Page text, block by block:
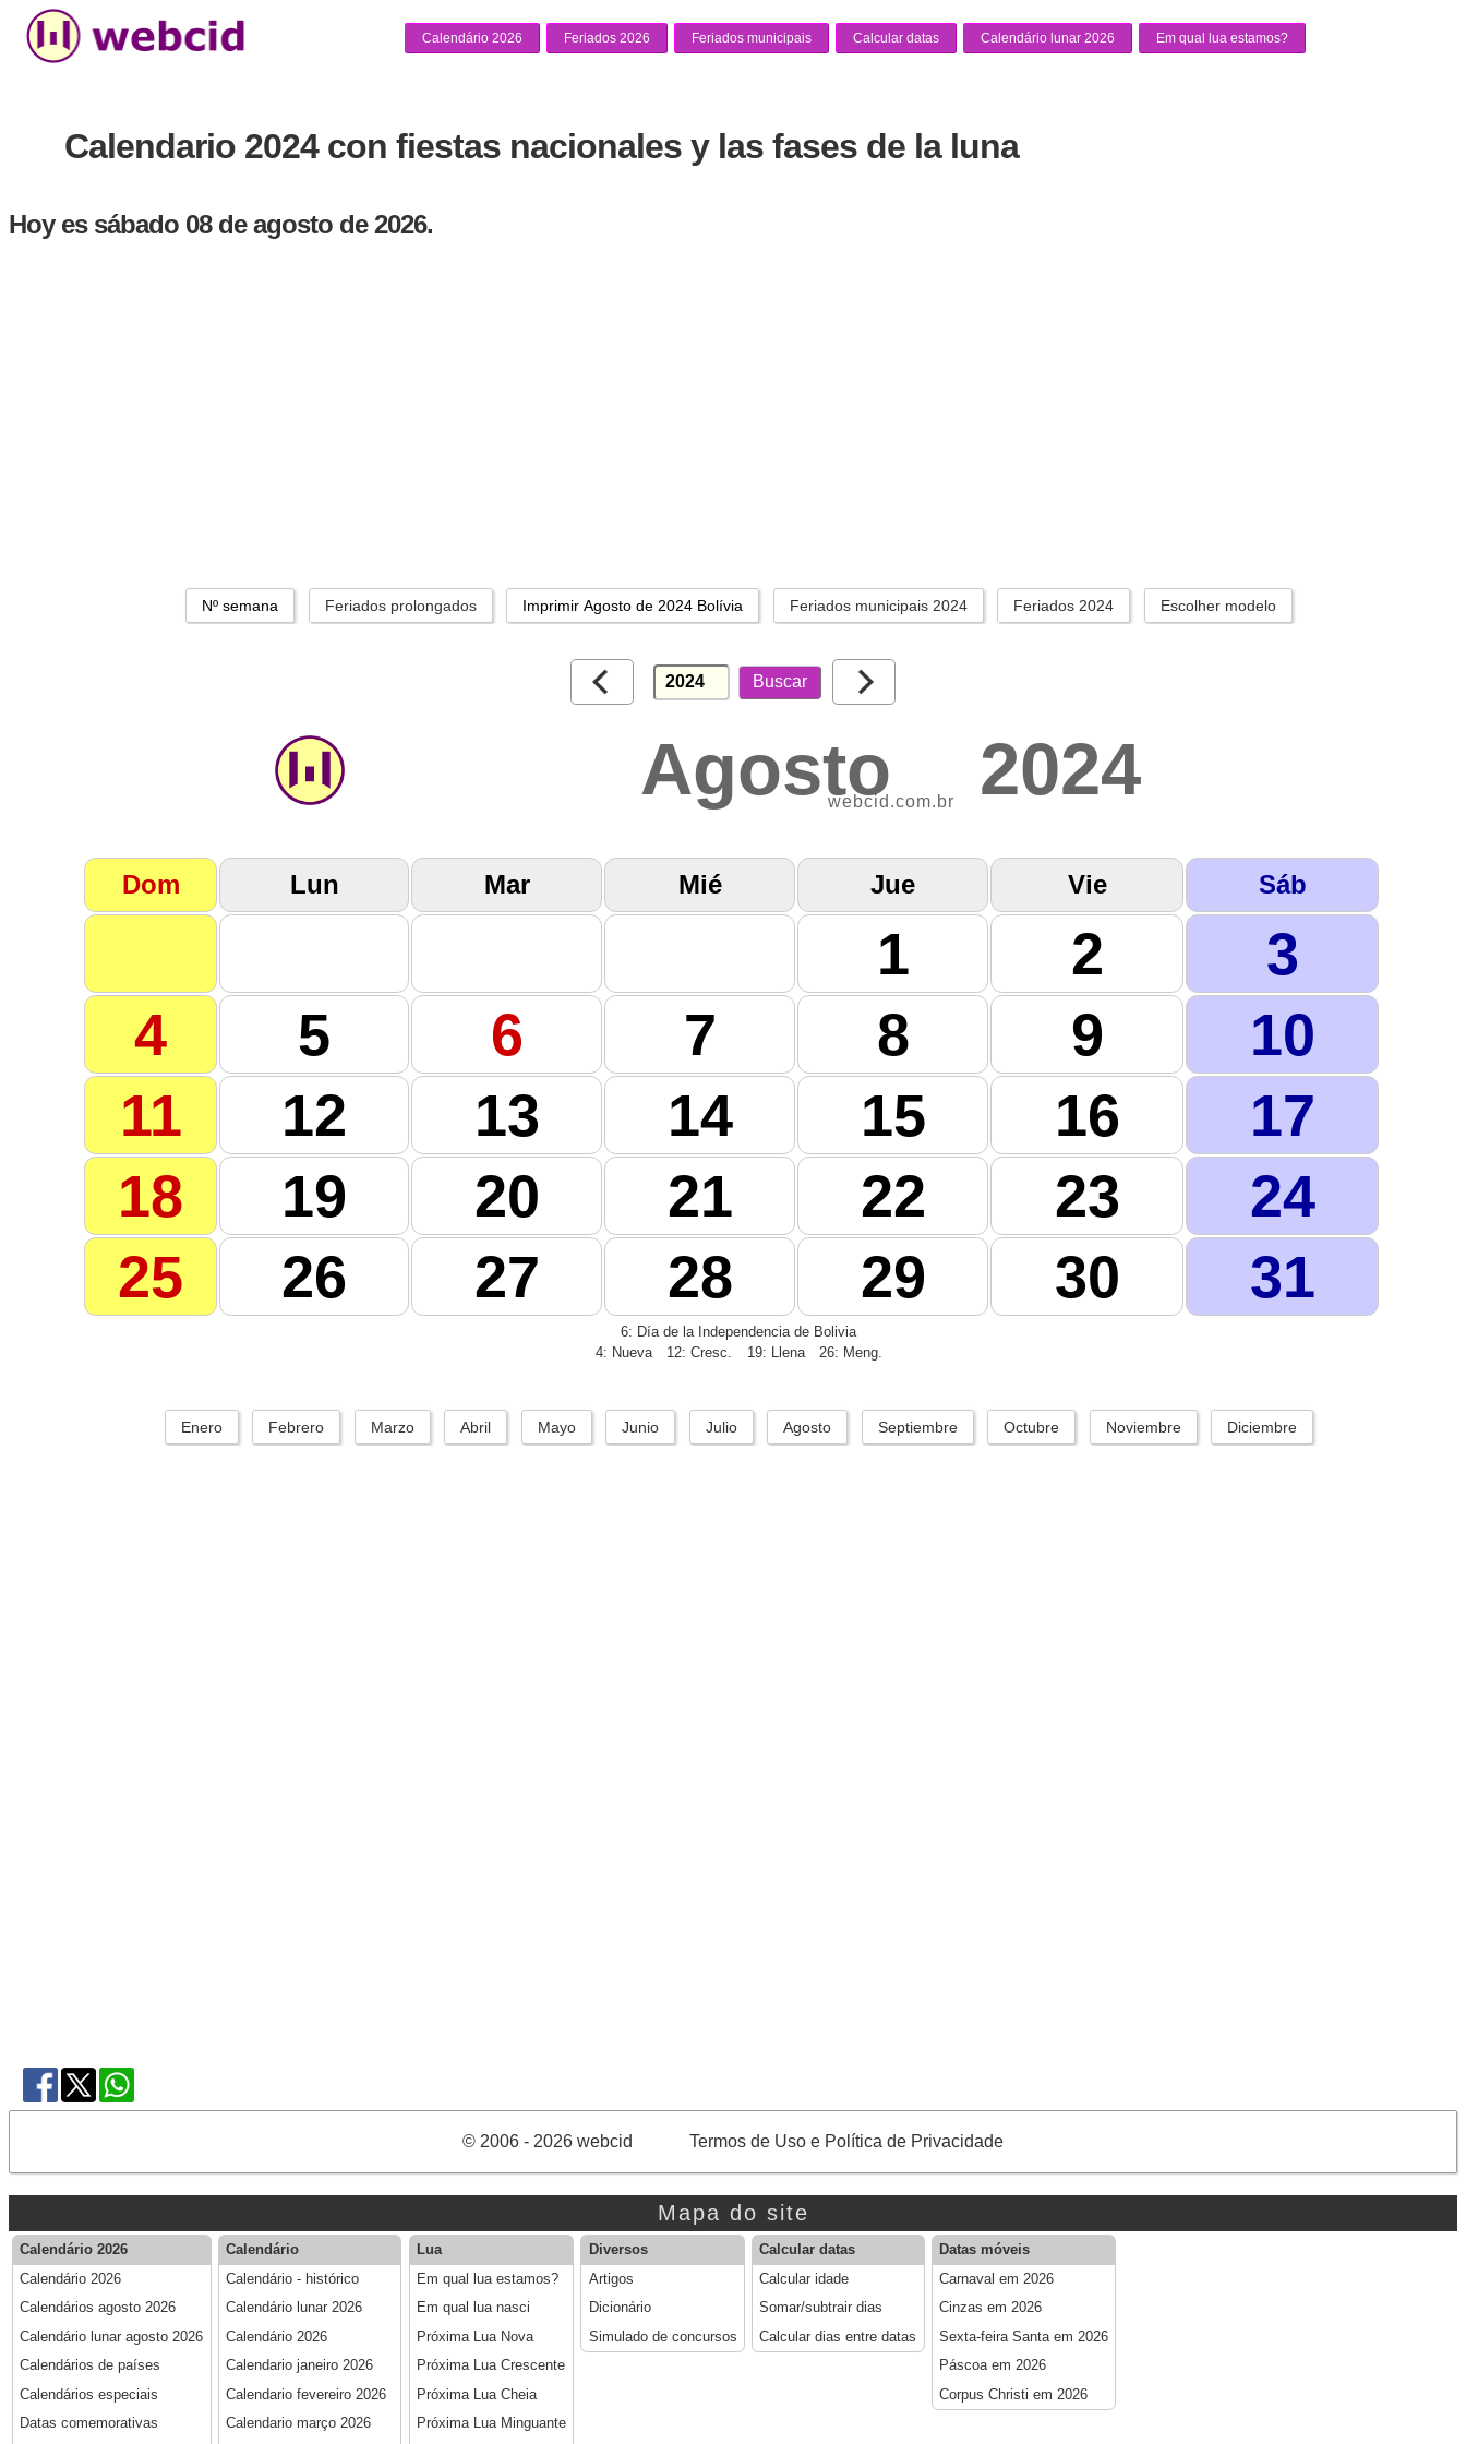
Calendário 2026 Feriados 2026 Feriados municipais Calcular datas Calendário lunar 2026 Em qual lua estamos?
Calendario 2024 con fiestas nacionales y las fases de la luna
Hoy es sábado 08 de agosto de 2026.
Nº semana Feriados prolongados Imprimir Agosto de 2024 Bolívia Feriados municipais 2024 Feriados 2024 Escolher modelo
Agosto 2024
webcid.com.br
Dom Lun Mar Mié Jue Vie Sáb
1 2
3
4
5 6 7 8 9
10
11
12 13 14 15 16
17
18
19 20 21 22 23
24
25
26 27 28 29 30 31
6: Día de la Independencia de Bolivia
4: Nueva
12: Cresc. 19: Llena 26: Meng.
Enero Febrero Marzo Abril Mayo Junio Julio Agosto Septiembre Octubre Noviembre Diciembre
© 2006 - 2026 webcid Termos de Uso e Política de Privacidade
Mapa do site
Calendário 2026
Calendário 2026
Calendários agosto 2026
Calendário lunar agosto 2026
Calendários de países
Calendários especiais
Datas comemorativas
Calendário
Calendário - histórico
Calendário lunar 2026
Calendário 2026
Calendario janeiro 2026
Calendario fevereiro 2026
Calendario março 2026
Lua
Em qual lua estamos?
Em qual lua nasci
Próxima Lua Nova
Próxima Lua Crescente
Próxima Lua Cheia
Próxima Lua Minguante
Diversos
Artigos
Dicionário
Simulado de concursos
Calcular datas
Calcular idade
Somar/subtrair dias
Calcular dias entre datas
Datas móveis
Carnaval em 2026
Cinzas em 2026
Sexta-feira Santa em 2026
Páscoa em 2026
Corpus Christi em 2026